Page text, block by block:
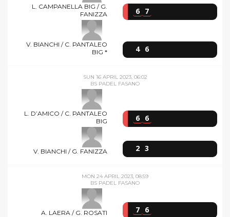
L. CAMPANELLA BIG / G.
FANIZZA
6 7
V. BIANCHI / C. PANTALEO
BIG *
4 6
SUN 16 APRIL 2023, 06:02
BS PADEL FASANO
L. D’AMICO / C. PANTALEO
BIG
6 6
V. BIANCHI / G. FANIZZA 2 3
MON 24 APRIL 2023, 08:59
BS PADEL FASANO
A. LAERA / G. ROSATI 7 6